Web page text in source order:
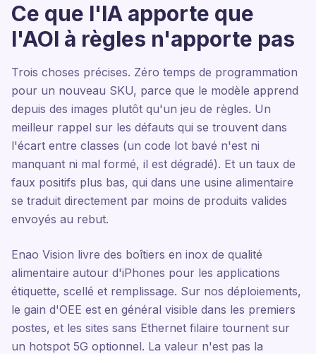
Ce que l'IA apporte que
l'AOI à règles n'apporte pas
Trois choses précises. Zéro temps de programmation
pour un nouveau SKU, parce que le modèle apprend
depuis des images plutôt qu'un jeu de règles. Un
meilleur rappel sur les défauts qui se trouvent dans
l'écart entre classes (un code lot bavé n'est ni
manquant ni mal formé, il est dégradé). Et un taux de
faux positifs plus bas, qui dans une usine alimentaire
se traduit directement par moins de produits valides
envoyés au rebut.
Enao Vision livre des boîtiers en inox de qualité
alimentaire autour d'iPhones pour les applications
étiquette, scellé et remplissage. Sur nos déploiements,
le gain d'OEE est en général visible dans les premiers
postes, et les sites sans Ethernet filaire tournent sur
un hotspot 5G optionnel. La valeur n'est pas la